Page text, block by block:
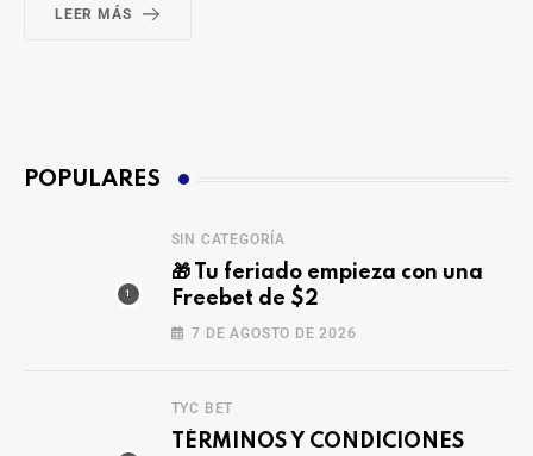
LEER MÁS
POPULARES
SIN CATEGORÍA
🎁 Tu feriado empieza con una
Freebet de $2
7 DE AGOSTO DE 2026
TYC BET
TÉRMINOS Y CONDICIONES